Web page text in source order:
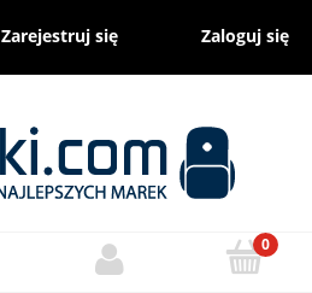
Zarejestruj się Zaloguj się